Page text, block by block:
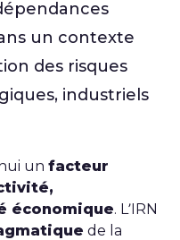
un contexte
des risques
industriels
un facteur
économique. L’IRN
de la